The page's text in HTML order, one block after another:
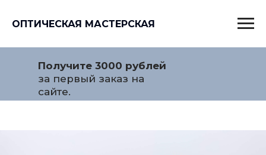
ОПТИЧЕСКАЯ МАСТЕРСКАЯ
Получите 3000 рублей
за первый заказ на
сайте.